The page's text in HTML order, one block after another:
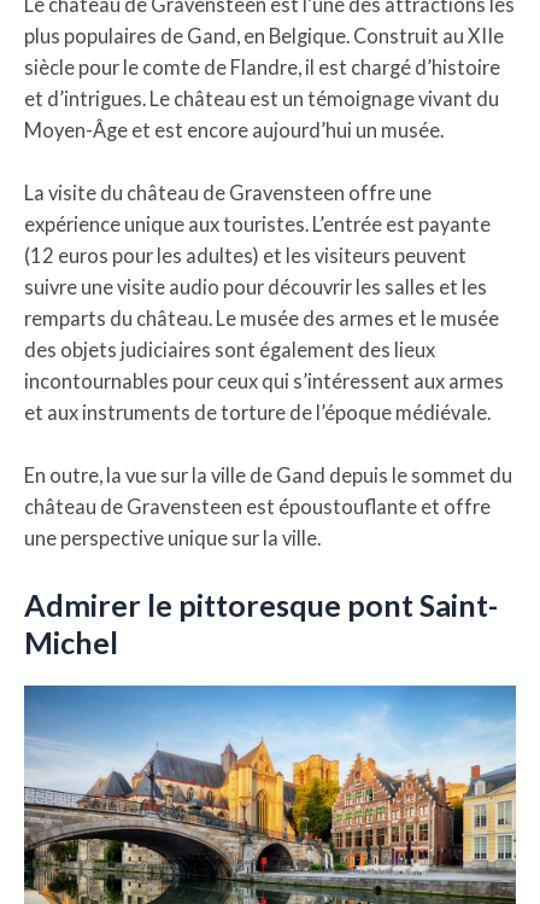
plus populaires de Gand, en Belgique. Construit au XIIe
siècle pour le comte de Flandre, il est chargé d’histoire
et d’intrigues. Le château est un témoignage vivant du
Moyen-Âge et est encore aujourd’hui un musée.
La visite du château de Gravensteen offre une
expérience unique aux touristes. L’entrée est payante
(12 euros pour les adultes) et les visiteurs peuvent
suivre une visite audio pour découvrir les salles et les
remparts du château. Le musée des armes et le musée
des objets judiciaires sont également des lieux
incontournables pour ceux qui s’intéressent aux armes
et aux instruments de torture de l’époque médiévale.
En outre, la vue sur la ville de Gand depuis le sommet du
château de Gravensteen est époustouflante et offre
une perspective unique sur la ville.
Admirer le pittoresque pont Saint-
Michel